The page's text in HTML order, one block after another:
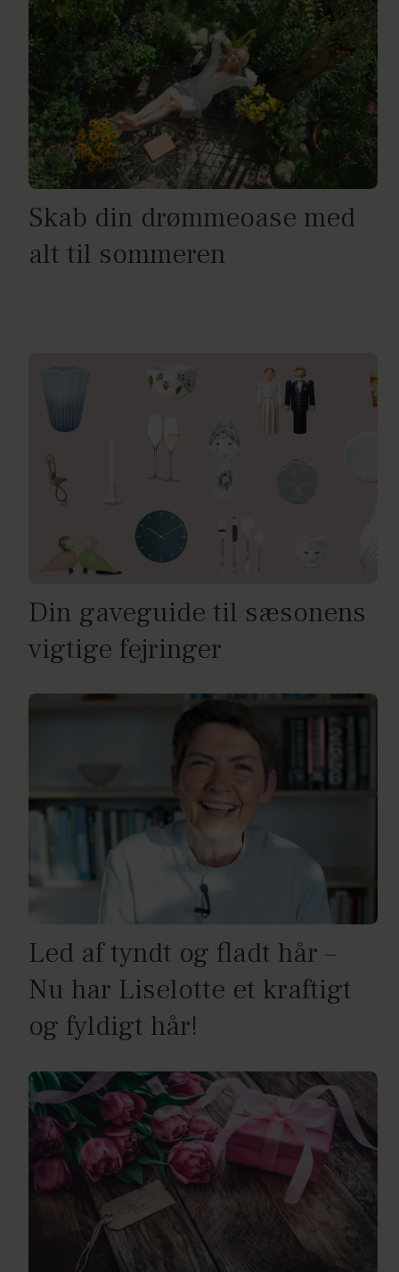
Skab din drømmeoase med
alt til sommeren
Din gaveguide til sæsonens
vigtige fejringer
Led af tyndt og fladt hår –
Nu har Liselotte et kraftigt
og fyldigt hår!